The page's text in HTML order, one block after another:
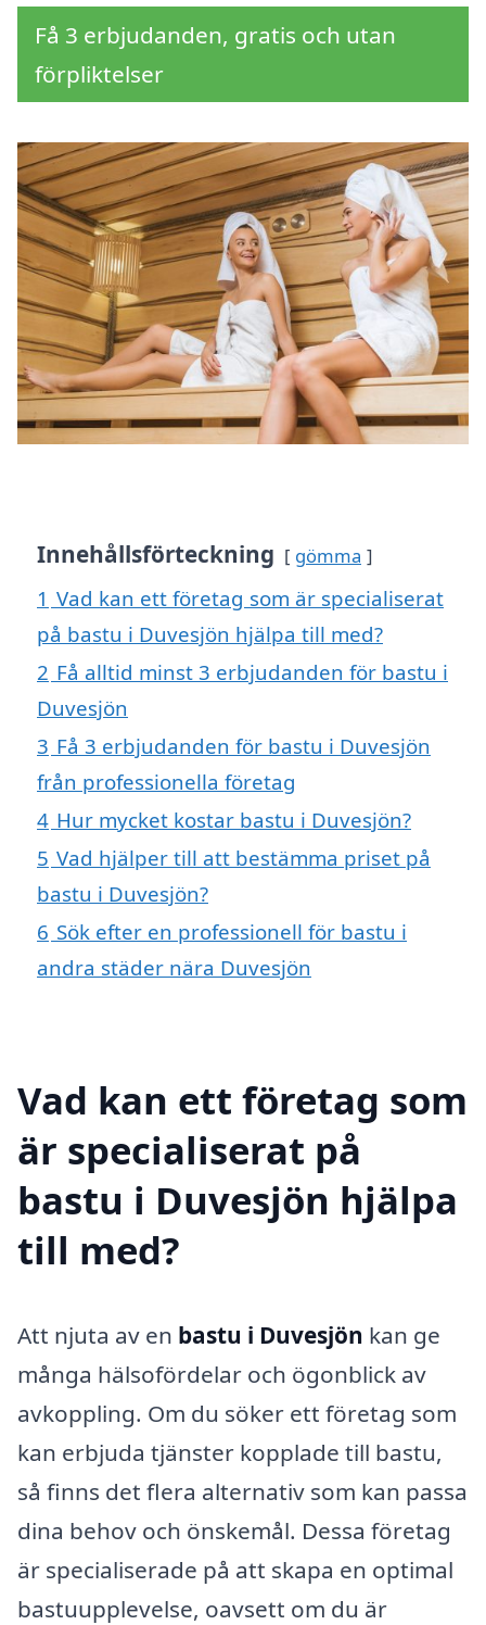
Få 3 erbjudanden, gratis och utan
förpliktelser
Innehållsförteckning gömma
1 Vad kan ett företag som är specialiserat
på bastu i Duvesjön hjälpa till med?
2 Få alltid minst 3 erbjudanden för bastu i
Duvesjön
3 Få 3 erbjudanden för bastu i Duvesjön
från professionella företag
4 Hur mycket kostar bastu i Duvesjön?
5 Vad hjälper till att bestämma priset på
bastu i Duvesjön?
6 Sök efter en professionell för bastu i
andra städer nära Duvesjön
Vad kan ett företag som
är specialiserat på
bastu i Duvesjön hjälpa
till med?
Att njuta av en bastu i Duvesjön kan ge
många hälsofördelar och ögonblick av
avkoppling. Om du söker ett företag som
kan erbjuda tjänster kopplade till bastu,
så finns det flera alternativ som kan passa
dina behov och önskemål. Dessa företag
är specialiserade på att skapa en optimal
bastuupplevelse, oavsett om du är